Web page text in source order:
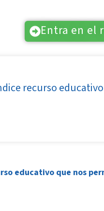
Entra en el
recurso educativo
educativo que nos